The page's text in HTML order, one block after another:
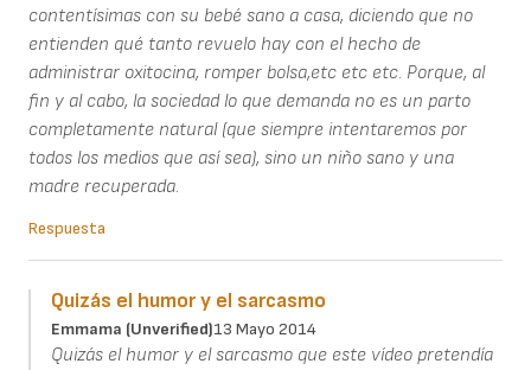
contentísimas con su bebé sano a casa, diciendo que no
entienden qué tanto revuelo hay con el hecho de
administrar oxitocina, romper bolsa,etc etc etc. Porque, al
fin y al cabo, la sociedad lo que demanda no es un parto
completamente natural (que siempre intentaremos por
todos los medios que así sea), sino un niño sano y una
madre recuperada.
Respuesta
Quizás el humor y el sarcasmo
Emmama (unverified)13 Mayo 2014
Quizás el humor y el sarcasmo que este vídeo pretendía